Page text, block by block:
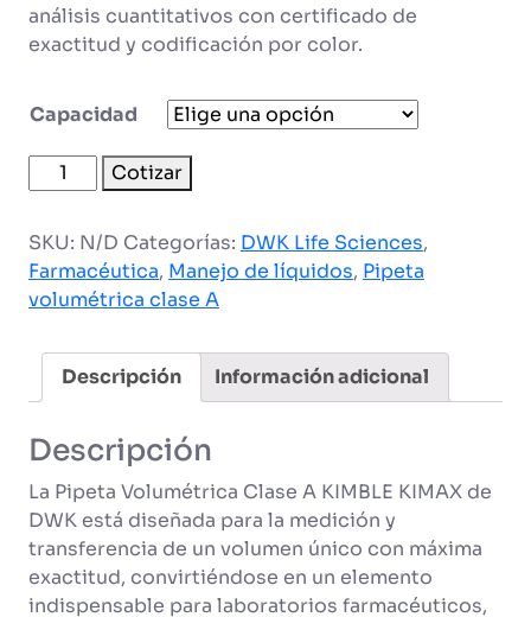
análisis cuantitativos con certificado de
exactitud y codificación por color.
Capacidad
Pipeta
volumétrica
A
cantidad
Cotizar
SKU: N/D Categorías: DWK Life Sciences,
Farmacéutica, Manejo de líquidos, Pipeta
volumétrica clase A
Descripción Información adicional
Descripción
La Pipeta Volumétrica Clase A KIMBLE KIMAX de
DWK está diseñada para la medición y
transferencia de un volumen único con máxima
exactitud, convirtiéndose en un elemento
indispensable para laboratorios farmacéuticos,